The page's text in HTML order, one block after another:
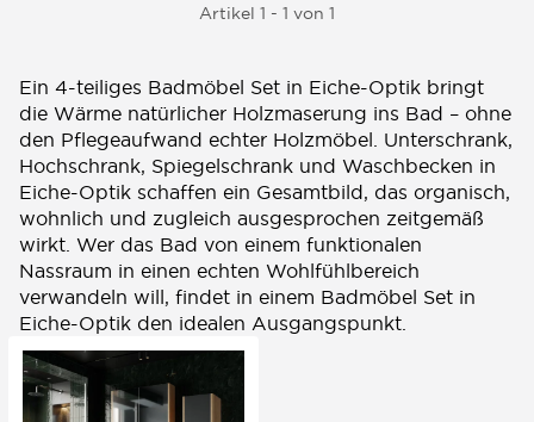
Artikel 1 - 1 von 1
Ein 4-teiliges Badmöbel Set in Eiche-Optik bringt
die Wärme natürlicher Holzmaserung ins Bad – ohne
den Pflegeaufwand echter Holzmöbel. Unterschrank,
Hochschrank, Spiegelschrank und Waschbecken in
Eiche-Optik schaffen ein Gesamtbild, das organisch,
wohnlich und zugleich ausgesprochen zeitgemäß
wirkt. Wer das Bad von einem funktionalen
Nassraum in einen echten Wohlfühlbereich
verwandeln will, findet in einem Badmöbel Set in
Eiche-Optik den idealen Ausgangspunkt.